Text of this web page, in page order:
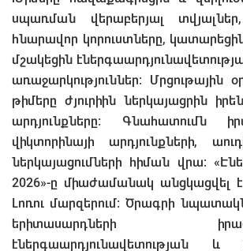
սպառման վերաբերյալ
հնարավոր կորուստները,
մշակեցին
առաջարկություններ։ Մրցութային
թիմերը ժյուրիին ներկայացրին
արդյունքները։ Գնահատումն
վիկտորինայի արդյունքների,
ներկայացումների հիման վրա։
2026»-ը միաժամանակ անցկացվել
Լոռու մարզերում։ Ծրագրի
երիտասարդների
էներգաարդյունավետության և